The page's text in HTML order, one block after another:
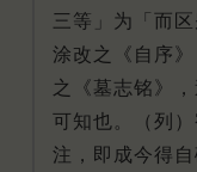
三等」为「而
涂改之《自序
之《墓志铭》
可知也。（列
注，即成今得